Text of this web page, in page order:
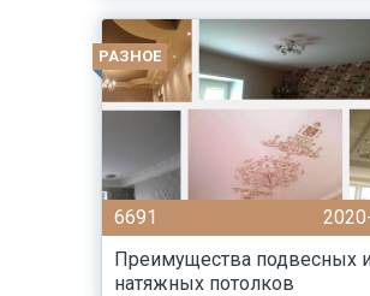
РАЗНОЕ
6691
Преимущества подвесных
натяжных потолков